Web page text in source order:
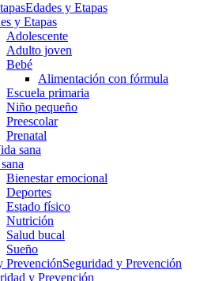
Edades y Etapas
y Etapas
Adolescente
Adulto joven
Bebé
Alimentación con fórmula
Escuela primaria
Niño pequeño
Preescolar
Prenatal
sana
Bienestar emocional
Deportes
Estado físico
Nutrición
Salud bucal
Sueño
PrevenciónSeguridad y Prevención
y Prevención